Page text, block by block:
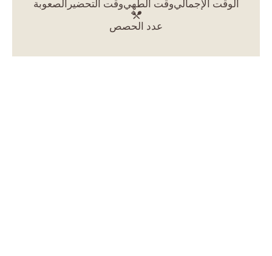
الصعوبة وقت التحضيروقت الطهيالوقت الإجمالي
عدد الحصص